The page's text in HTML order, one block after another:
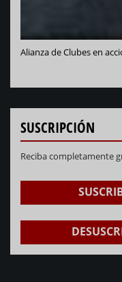
de Clubes en acción
SUSCRIPCIÓN
Reciba completamente